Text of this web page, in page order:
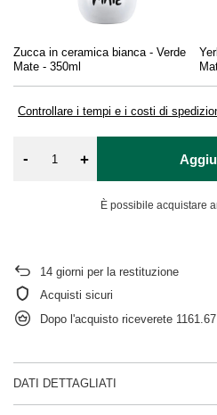
Zucca in ceramica bianca - Verde
Mate - 350ml
Controllare i tempi e i costi di
- +
È possibile acquistare
14 giorni per la restituzione
Acquisti sicuri
Dopo l'acquisto riceverete 1161.67
DATI DETTAGLIATI